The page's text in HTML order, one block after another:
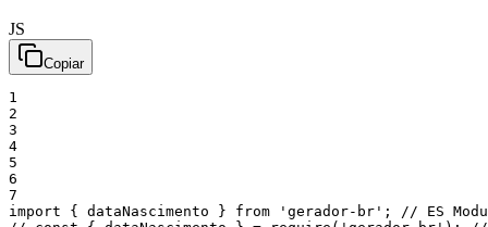
JS
Copiar
1
2
3
4
5
6
7
import
{ dataNascimento } from 'gerador-br' ;
// ES